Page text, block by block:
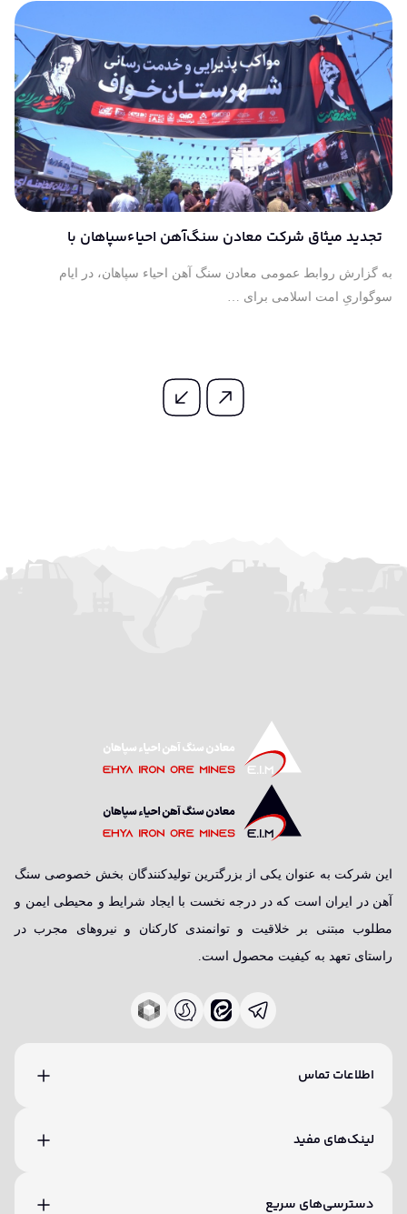
تجدید میثاق شرکت معادن سنگ‌آهن احیاءسپاهان با
آرمان‌های آسمانی آقای شهید ایران
به گزارش روابط عمومی معادن سنگ آهن احیاء سپاهان، در ایام
سوگواریِ امت اسلامی برای …
این شرکت به عنوان یکی از بزرگترین تولیدکنندگان بخش خصوصی سنگ
آهن در ایران است که در درجه نخست با ایجاد شرایط و محیطی ایمن و
مطلوب مبتنی بر خلاقیت و توانمندی کارکنان و نیروهای مجرب در
راستای تعهد به کیفیت محصول است.
اطلاعات تماس
لینک‌های مفید
دسترسی‌های سریع